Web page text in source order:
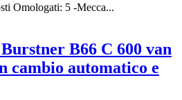
Omologati: 5 -Mecca...
B66 C 600 van
cambio automatico e